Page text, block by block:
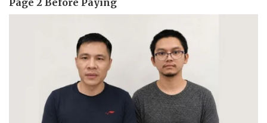
Lịch thi đấu bóng đá
Thế giới thể thao
Hậu trường
Ô tô - Xe máy
Ô tô
Xe máy
Tư vấn